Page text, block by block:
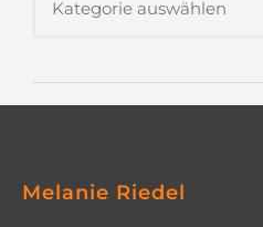
Melanie Riedel